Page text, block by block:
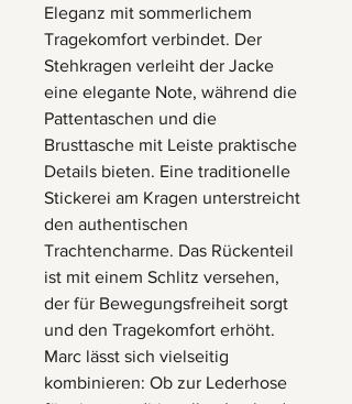
Eleganz mit sommerlichem
Tragekomfort verbindet. Der
Stehkragen verleiht der Jacke
eine elegante Note, während die
Pattentaschen und die
Brusttasche mit Leiste praktische
Details bieten. Eine traditionelle
Stickerei am Kragen unterstreicht
den authentischen
Trachtencharme. Das Rückenteil
ist mit einem Schlitz versehen,
der für Bewegungsfreiheit sorgt
und den Tragekomfort erhöht.
Marc lässt sich vielseitig
kombinieren: Ob zur Lederhose